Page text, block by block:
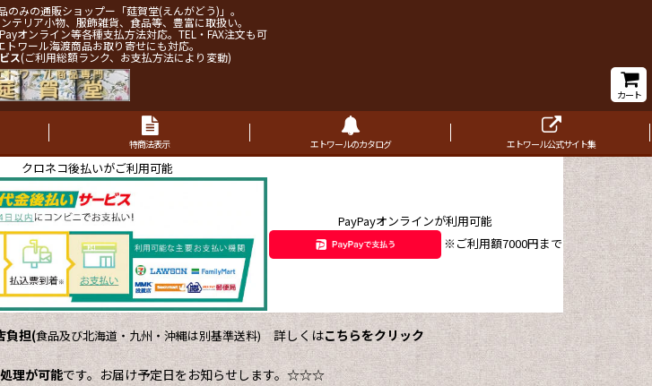
のみの通販ショップー「莚賀堂(えんがどう)」。
テリア小物、服飾雑貨、食品等、豊富に取扱い。
オンライン等各種支払方法対応。TEL・FAX注文も可
ワール海渡商品お取り寄せにも対応。
ス(ご利用総額ランク、お支払方法により変動)
カート
特商法表示 エトワールのカタログ エトワール公式サイト集
クロネコ後払いがご利用可能
PayPayオンラインが利用可能
※ご利用額7000円まで
負担(食品及び北海道・九州・沖縄は別基準送料)詳しくはこちらをクリック
理が可能です。お届け予定日をお知らせします。☆☆☆